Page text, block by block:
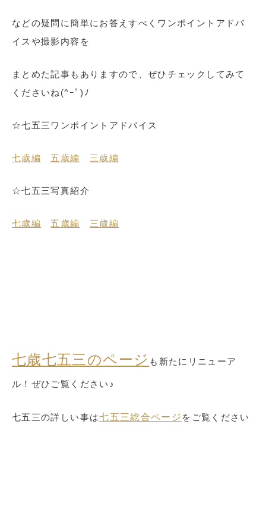
などの疑問に簡単にお答えすべくワンポイントアドバ
イスや撮影内容を
まとめた記事もありますので、ぜひチェックしてみて
くださいね(^ｰﾟ)ﾉ
☆七五三ワンポイントアドバイス
七歳編 五歳編 三歳編
☆七五三写真紹介
七歳編 五歳編 三歳編
七歳七五三のページ も 新たにリニューア
ル！ぜひご覧ください♪
七五三の詳しい事は七五三総合ページ を ご覧ください